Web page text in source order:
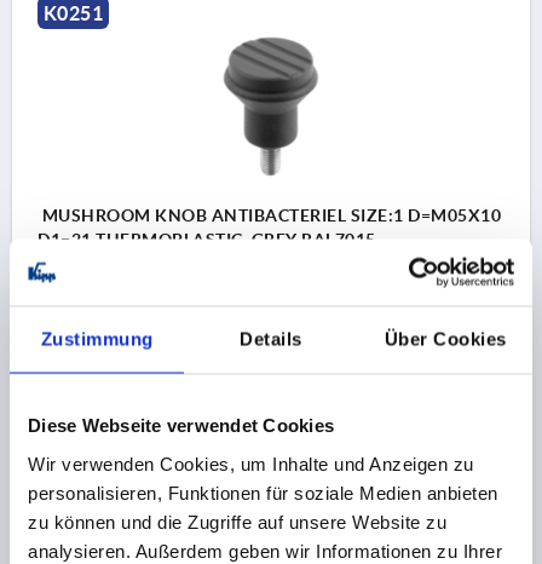
Zustimmung Details Über Cookies
Diese Webseite verwendet Cookies
Wir verwenden Cookies, um Inhalte und Anzeigen zu
personalisieren, Funktionen für soziale Medien anbieten
zu können und die Zugriffe auf unsere Website zu
analysieren. Außerdem geben wir Informationen zu Ihrer
K0251
MUSHROOM KNOB ANTIBACTERIEL SIZE:1 D=M05X10
D1=21 THERMOPLASTIC, GREY RAL7015,
COMP:STAINLESS STEEL
THREAD LENGTH=10
HEIGHT=21
H1=10
Order number:K0251.12005144X10
3,20 CHF
plus shipping costs